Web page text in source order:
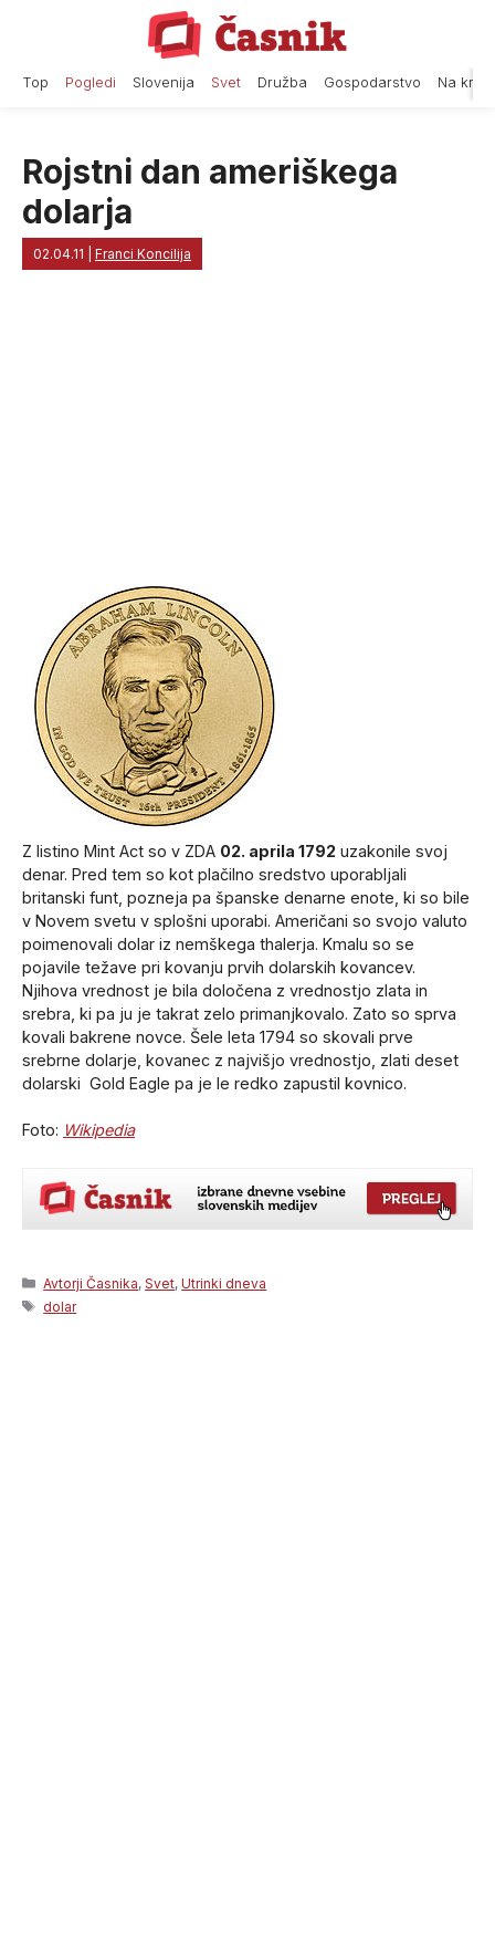
Top Pogledi Slovenija Svet Družba Gospodarstvo Na
Rojstni dan ameriškega
dolarja
02.04.11 Franci Koncilija
Z listino Mint Act so v ZDA 02. aprila 1792 uzakonile svoj
denar. Pred tem so kot plačilno sredstvo uporabljali
britanski funt, pozneja pa španske denarne enote, ki so bile
v Novem svetu v splošni uporabi. Američani so svojo valuto
poimenovali dolar iz nemškega thalerja. Kmalu so se
pojavile težave pri kovanju prvih dolarskih kovancev.
Njihova vrednost je bila določena z vrednostjo zlata in
srebra, ki pa ju je takrat zelo primanjkovalo. Zato so sprva
kovali bakrene novce. Šele leta 1794 so skovali prve
srebrne dolarje, kovanec z najvišjo vrednostjo, zlati deset
dolarski Gold Eagle pa je le redko zapustil kovnico.
Foto: Wikipedia
Categories
Avtorji Časnika,Svet,Utrinki dneva
Tags
dolar